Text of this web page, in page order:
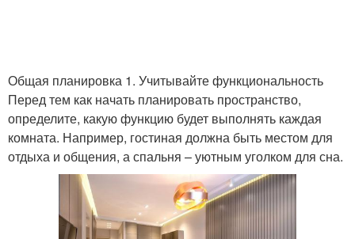
Общая планировка 1. Учитывайте функциональность
Перед тем как начать планировать пространство,
определите, какую функцию будет выполнять каждая
комната. Например, гостиная должна быть местом для
отдыха и общения, а спальня – уютным уголком для сна.